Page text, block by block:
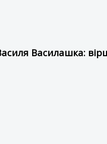
Василашка: